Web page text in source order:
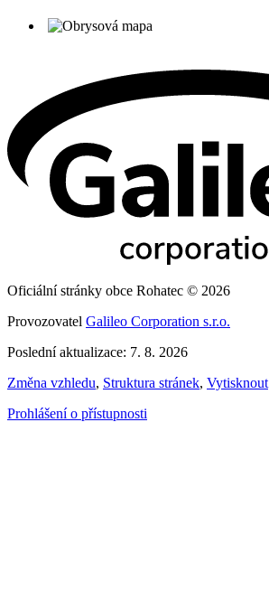
Oficiální stránky obce Rohatec © 2026
Provozovatel Galileo Corporation s.r.o.
Poslední aktualizace: 7. 8. 2026
Změna vzhledu, Struktura stránek, Vytisknout
Prohlášení o přístupnosti